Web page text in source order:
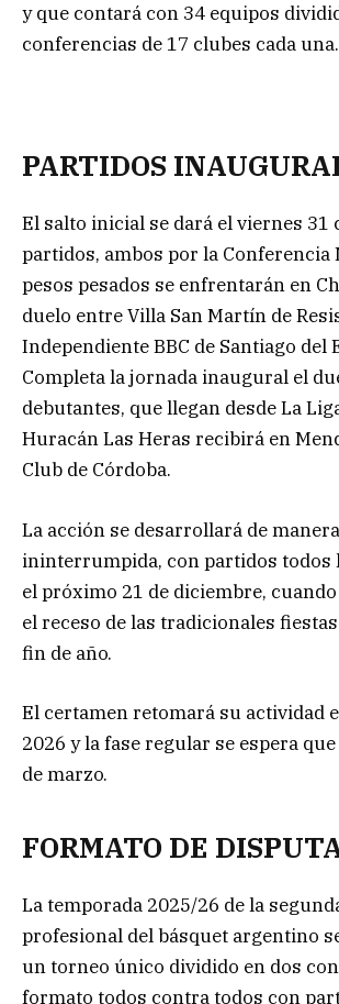
y que contará con 34 equipos
conferencias de 17 clubes cada una.
PARTIDOS
El salto inicial se dará el viernes 31
partidos, ambos por la Conferencia
pesos pesados se enfrentarán en
duelo entre Villa San Martín de
Independiente BBC de Santiago del
Completa la jornada inaugural el
debutantes, que llegan desde La
Huracán Las Heras recibirá en
Club de Córdoba.
La acción se desarrollará de manera
ininterrumpida, con partidos todos
el próximo 21 de diciembre,
el receso de las tradicionales
fin de año.
El certamen retomará su actividad
2026 y la fase regular se espera
de marzo.
FORMATO DE
La temporada 2025/26 de la
profesional del básquet argentino
un torneo único dividido en dos
formato todos contra todos con